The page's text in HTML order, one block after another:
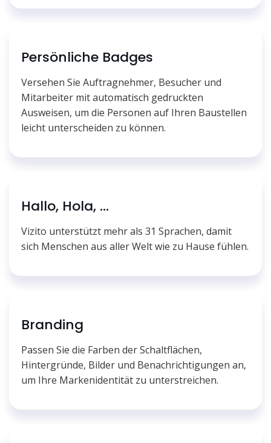
Persönliche Badges
Versehen Sie Auftragnehmer, Besucher und
Mitarbeiter mit automatisch gedruckten
Ausweisen, um die Personen auf Ihren Baustellen
leicht unterscheiden zu können.
Hallo, Hola, ...
Vizito unterstützt mehr als 31 Sprachen, damit
sich Menschen aus aller Welt wie zu Hause fühlen.
Branding
Passen Sie die Farben der Schaltflächen,
Hintergründe, Bilder und Benachrichtigungen an,
um Ihre Markenidentität zu unterstreichen.